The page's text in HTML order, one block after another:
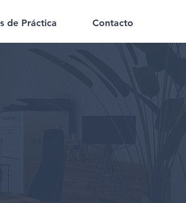
de Práctica Contacto